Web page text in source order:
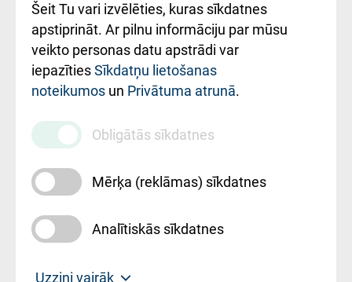
Rekvizīti un
ārstniecības
iestādes kods
010000234
Maksas
pakalpojumu
cenrādis
Šeit Tu vari izvēlēties, kuras sīkdatnes
apstiprināt. Ar pilnu informāciju par mūsu
veikto personas datu apstrādi var
iepazītiesSīkdatņu lietošanas
noteikumos un Privātuma atrunā.
Obligātās sīkdatnes
Mērķa (reklāmas) sīkdatnes
Analītiskās sīkdatnes
Uzzini vairāk